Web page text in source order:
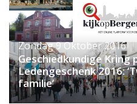
Zondag 9 Oktober 2016
Geschiedkundige
Ledengeschenk 2016:
familie’⁩